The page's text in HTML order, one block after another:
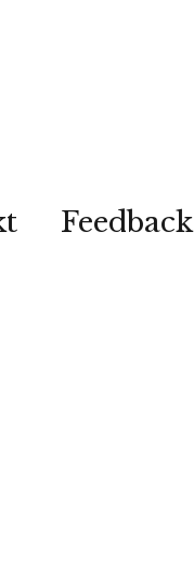
Feedback